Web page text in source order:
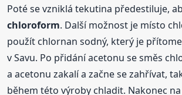
Poté se vzniklá tekutina předestiluje,
chloroform. Další možnost je místo
použít chlornan sodný, který je
v Savu. Po přidání acetonu se směs
a acetonu zakalí a začne se zahřívat,
během této výroby chladit. Nakonec